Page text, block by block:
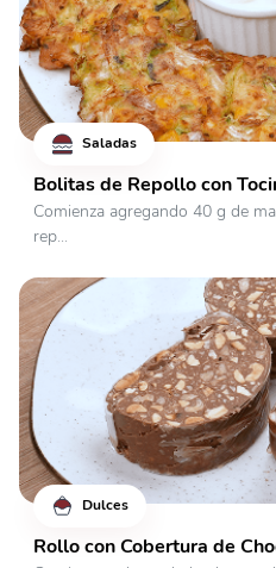
Saladas
Bolitas de Repollo con
Comienza agregando 40 g de
rep...
Dulces
Rollo con Cobertura de